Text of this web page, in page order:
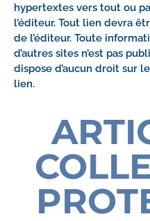
hypertextes vers tout ou
l’éditeur. Tout lien devra
de l’éditeur. Toute
d’autres sites n’est pas
dispose d’aucun droit sur
lien.